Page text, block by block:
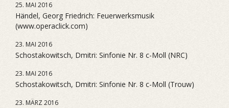
25. MAI 2016
Händel, Georg Friedrich: Feuerwerksmusik
(www.operaclick.com)
23. MAI 2016
Schostakowitsch, Dmitri: Sinfonie Nr. 8 c-Moll (NRC)
23. MAI 2016
Schostakowitsch, Dmitri: Sinfonie Nr. 8 c-Moll (Trouw)
23. MÄRZ 2016